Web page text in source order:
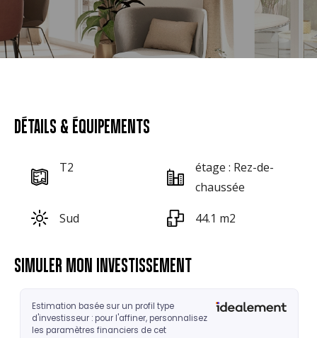
DÉTAILS & ÉQUIPEMENTS
T2
étage : Rez-de-
chaussée
Sud
44.1 m2
SIMULER MON INVESTISSEMENT